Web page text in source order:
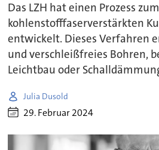
Das LZH hat einen Prozess
kohlenstofffaserverstärkten
entwickelt. Dieses Verfahren
und verschleißfreies Bohren,
Leichtbau oder
Julia Dusold
29. Februar 2024